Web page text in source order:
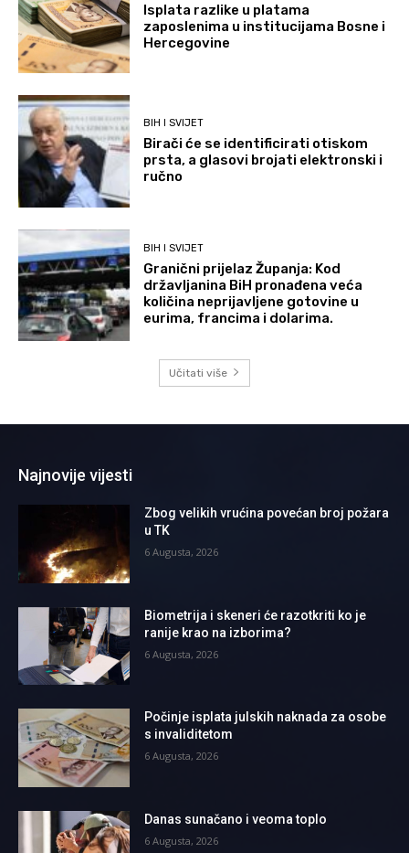
Isplata razlike u platama
zaposlenima u institucijama Bosne i
Hercegovine
BIH I SVIJET
Birači će se identificirati otiskom
prsta, a glasovi brojati elektronski i
ručno
BIH I SVIJET
Granični prijelaz Županja: Kod
državljanina BiH pronađena veća
količina neprijavljene gotovine u
eurima, francima i dolarima.
Učitati više
Najnovije vijesti
Zbog velikih vrućina povećan broj požara
u TK
6 Augusta, 2026
Biometrija i skeneri će razotkriti ko je
ranije krao na izborima?
6 Augusta, 2026
Počinje isplata julskih naknada za osobe
s invaliditetom
6 Augusta, 2026
Danas sunačano i veoma toplo
6 Augusta, 2026